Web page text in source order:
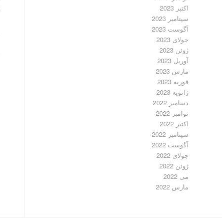
اکتبر 2023
سپتامبر 2023
آگوست 2023
جولای 2023
ژوئن 2023
آوریل 2023
مارس 2023
فوریه 2023
ژانویه 2023
دسامبر 2022
نوامبر 2022
اکتبر 2022
سپتامبر 2022
آگوست 2022
جولای 2022
ژوئن 2022
می 2022
مارس 2022